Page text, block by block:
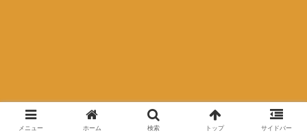
メニュー ホーム 検索 トップ サイドバー